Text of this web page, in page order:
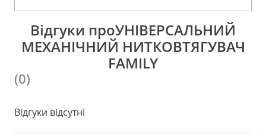
Відгуки проУНІВЕРСАЛЬНИЙ
МЕХАНІЧНИЙ НИТКОВТЯГУВАЧ
FAMILY
(0)
Відгуки відсутні